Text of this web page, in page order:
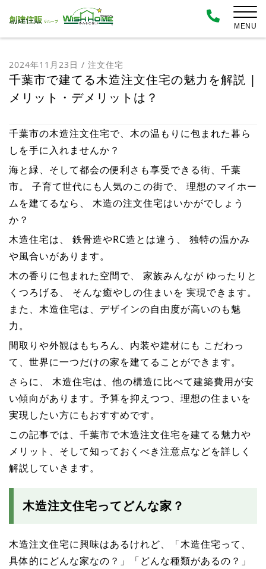
MENU
2024年11月23日 / 注文住宅
千葉市で建てる木造注文住宅の魅力を解説 |
メリット・デメリットは？
千葉市の木造注文住宅で、木の温もりに包まれた暮ら
しを手に入れませんか？
海と緑、そして都会の便利さも享受できる街、千葉
市。 子育て世代にも人気のこの街で、 理想のマイホー
ムを建てるなら、 木造の注文住宅はいかがでしょう
か？
木造住宅は、 鉄骨造やRC造とは違う、 独特の温かみ
や風合いがあります。
木の香りに包まれた空間で、 家族みんなが ゆったりと
くつろげる、 そんな癒やしの住まいを 実現できます。
また、木造住宅は、デザインの自由度が高いのも魅
力。
間取りや外観はもちろん、内装や建材にも こだわっ
て、世界に一つだけの家を建てることができます。
さらに、 木造住宅は、他の構造に比べて建築費用が安
い傾向があります。予算を抑えつつ、理想の住まいを
実現したい方にもおすすめです。
この記事では、千葉市で木造注文住宅を建てる魅力や
メリット、そして知っておくべき注意点などを詳しく
解説していきます。
木造注文住宅ってどんな家？
木造注文住宅に興味はあるけれど、「木造住宅って、
具体的にどんな家なの？」「どんな種類があるの？」